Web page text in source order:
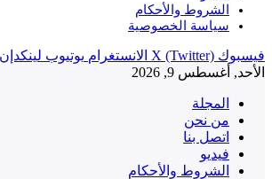
الشروط والأحكام
سياسة الخصوصية
فيسبوك X (Twitter) الانستغرام يوتيوب لينكدإن
الأحد, أغسطس 9, 2026
المجلة
من نحن
اتصل بنا
فيديو
الشروط والأحكام